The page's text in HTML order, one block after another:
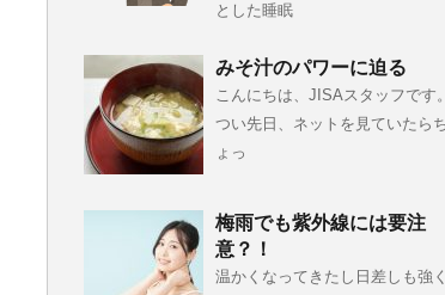
とした睡眠
みそ汁のパワーに迫る
こんにちは、JISAスタッフです。
つい先日、ネットを見ていたら
ょっ
梅雨でも紫外線には要注
意？！
温かくなってきたし日差しも強く